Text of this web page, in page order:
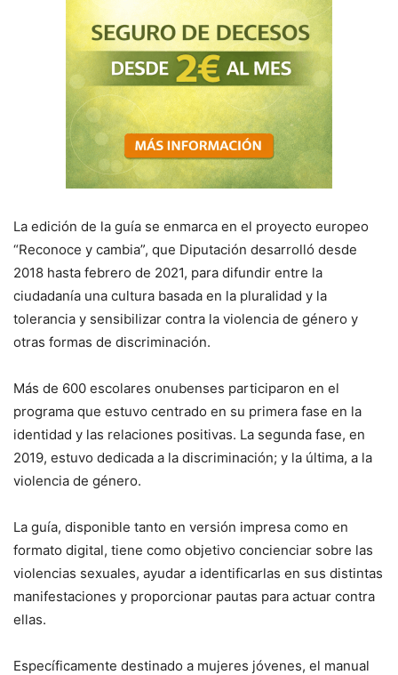
La edición de la guía se enmarca en el proyecto europeo
“Reconoce y cambia”, que Diputación desarrolló desde
2018 hasta febrero de 2021, para difundir entre la
ciudadanía una cultura basada en la pluralidad y la
tolerancia y sensibilizar contra la violencia de género y
otras formas de discriminación.
Más de 600 escolares onubenses participaron en el
programa que estuvo centrado en su primera fase en la
identidad y las relaciones positivas. La segunda fase, en
2019, estuvo dedicada a la discriminación; y la última, a la
violencia de género.
La guía, disponible tanto en versión impresa como en
formato digital, tiene como objetivo concienciar sobre las
violencias sexuales, ayudar a identificarlas en sus distintas
manifestaciones y proporcionar pautas para actuar contra
ellas.
Específicamente destinado a mujeres jóvenes, el manual